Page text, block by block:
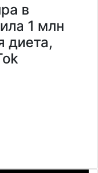
в
1 млн
диета,